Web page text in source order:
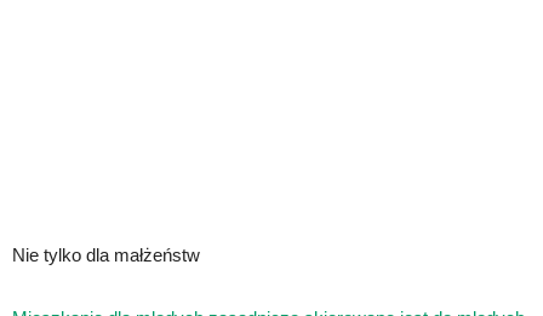
Nie tylko dla małżeństw